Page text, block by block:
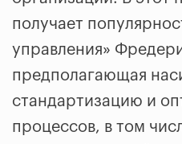
получает
управления»
предполагающая
стандартизацию и
процессов, в том